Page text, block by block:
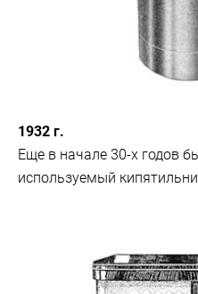
1932 г.
Еще в начале 30-х годов
используемый